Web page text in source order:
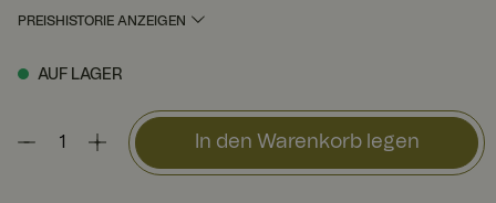
PREISHISTORIE ANZEIGEN
AUF LAGER
In den Warenkorb legen